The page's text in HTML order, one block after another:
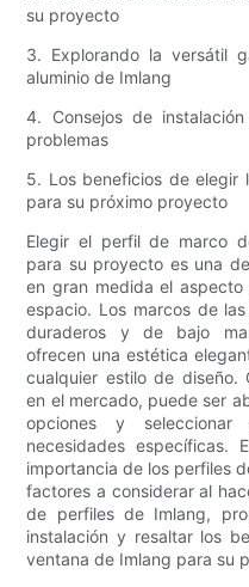
su proyecto
3. Explorando la versátil
aluminio de Imlang
4. Consejos de
problemas
5. Los beneficios de elegir
para su próximo proyecto
Elegir el perfil de marco
para su proyecto es una
en gran medida el
espacio. Los marcos de
duraderos y de bajo
ofrecen una estética
cualquier estilo de diseño.
en el mercado, puede ser
opciones y
necesidades específicas.
importancia de los perfiles
factores a considerar al
de perfiles de Imlang,
instalación y resaltar los
ventana de Imlang para su